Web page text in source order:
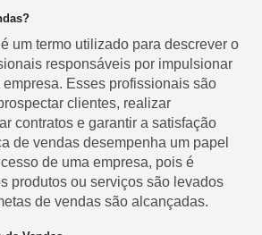
um termo utilizado para descrever o
responsáveis por impulsionar
Esses profissionais são
clientes, realizar
contratos e garantir a satisfação
de vendas desempenha um papel
de uma empresa, pois é
produtos ou serviços são levados
de vendas são alcançadas.